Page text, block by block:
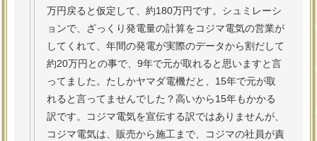
万円戻ると仮定して、約180万円です。シュミレーシ
ョンで、ざっくり発電量の計算をコジマ電気の営業が
してくれて、年間の発電が実際のデータから割だして
約20万円との事で、9年で元が取れると思いますと言
ってました。たしかヤマダ電機だと、15年で元が取
れると言ってませんでした？高いから15年もかかる
訳です。コジマ電気を宣伝する訳ではありませんが、
コジマ電気は、販売から施工まで、コジマの社員が責